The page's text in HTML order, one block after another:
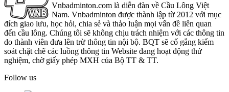
Vnbadminton.com là diễn đàn về Cầu Lông Việt
Nam. Vnbadminton được thành lập từ 2012 với mục
đích giao lưu, học hỏi, chia sẻ và thảo luận mọi vấn đề liên quan
đến cầu lông. Chúng tôi sẽ không chịu trách nhiệm với các thông tin
do thành viên đưa lên trừ thông tin nội bộ. BQT sẽ cố gắng kiểm
soát chặt chẽ các luồng thông tin Website đang hoạt động thử
nghiệm, chờ giấy phép MXH của Bộ TT & TT.
Follow us